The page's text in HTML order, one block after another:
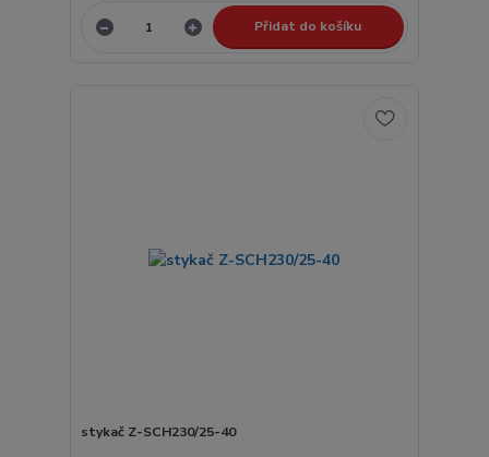
Přidat do košíku
stykač Z-SCH230/25-40